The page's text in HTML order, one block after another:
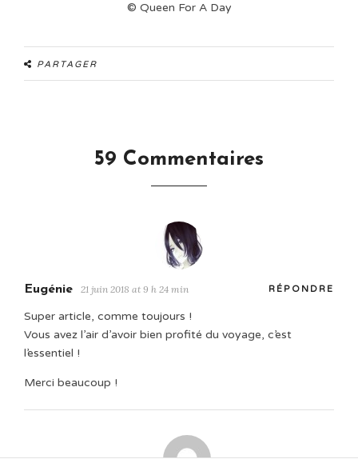
© Queen For A Day
PARTAGER
59 Commentaires
Eugénie 21 juin 2018 at 9 h 24 min RÉPONDRE
Super article, comme toujours !
Vous avez l’air d’avoir bien profité du voyage, c’est
l’essentiel !
Merci beaucoup !